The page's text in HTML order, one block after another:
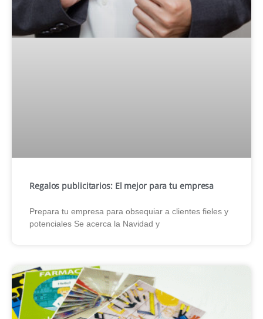
Regalos publicitarios: El mejor para tu empresa
Prepara tu empresa para obsequiar a clientes fieles y
potenciales Se acerca la Navidad y